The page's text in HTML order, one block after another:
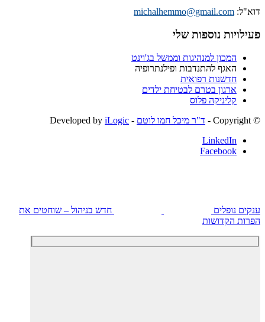
דוא"ל: michalhemmo@gmail.com
פעילויות נוספות שלי
המכון למנהיגות וממשל בג'וינט
האגף להתנדבות ופילנתרופיה
חדשנות רפואית
ארגון בטרם לבטיחת ילדים
קליניקה פלוס
© ‫Copyright -
ד"ר מיכל חמו לוטם - Developed by
iLogic
LinkedIn
Facebook
ענקים נופלים
חדש בניהול – שוחטים את
הפרות הקדושות